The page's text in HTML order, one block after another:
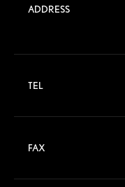
ADDRESS
TEL
FAX